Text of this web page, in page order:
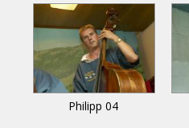
Philipp 04